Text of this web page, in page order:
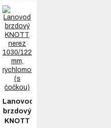
Lanovod
brzdový
KNOTT